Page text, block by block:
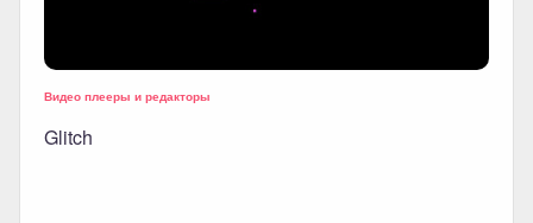
Видео плееры и редакторы
Glitch